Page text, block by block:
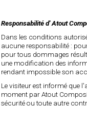
Responsabilité d' Atout
Dans les conditions
aucune responsabilité :
pour tous dommages
une modification des
rendant impossible son
Le visiteur est informé que
moment par Atout
sécurité ou toute autre